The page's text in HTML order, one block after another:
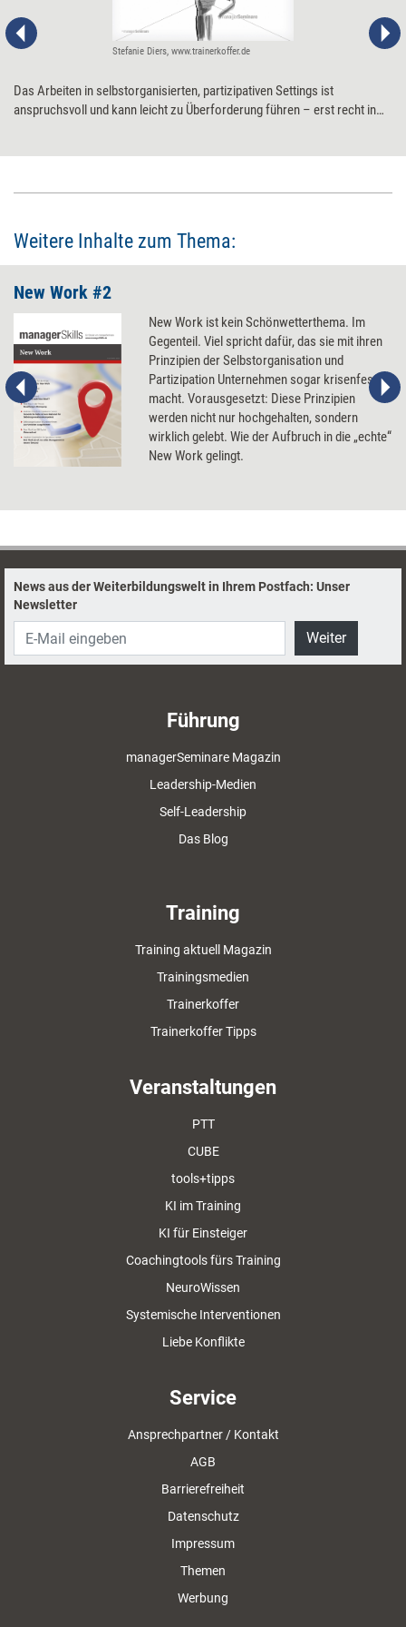
Stefanie Diers, www.trainerkoffer.de
Das Arbeiten in selbstorganisierten, partizipativen Settings ist
anspruchsvoll und kann leicht zu Überforderung führen – erst recht in
Weitere Inhalte zum Thema:
New Work #2
New Work ist kein Schönwetterthema. Im
Gegenteil. Viel spricht dafür, das sie mit ihren
Prinzipien der Selbstorganisation und
Partizipation Unternehmen sogar krisenfester
macht. Vorausgesetzt: Diese Prinzipien
werden nicht nur hochgehalten, sondern
wirklich gelebt. Wie der Aufbruch in die „echte“
New Work gelingt.
News aus der Weiterbildungswelt in Ihrem Postfach: Unser
Newsletter
Weiter
Führung
managerSeminare Magazin
Leadership-Medien
Self-Leadership
Das Blog
Training
Training aktuell Magazin
Trainingsmedien
Trainerkoffer
Trainerkoffer Tipps
Veranstaltungen
PTT
CUBE
tools+tipps
KI im Training
KI für Einsteiger
Coachingtools fürs Training
NeuroWissen
Systemische Interventionen
Liebe Konflikte
Service
Ansprechpartner / Kontakt
AGB
Barrierefreiheit
Datenschutz
Impressum
Themen
Werbung